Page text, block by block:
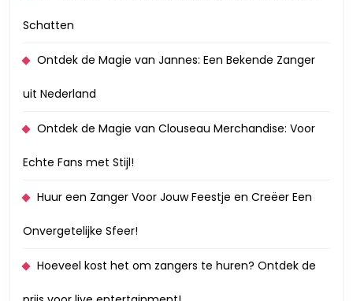
Schatten
Ontdek de Magie van Jannes: Een Bekende Zanger
uit Nederland
Ontdek de Magie van Clouseau Merchandise: Voor
Echte Fans met Stijl!
Huur een Zanger Voor Jouw Feestje en Creëer Een
Onvergetelijke Sfeer!
Hoeveel kost het om zangers te huren? Ontdek de